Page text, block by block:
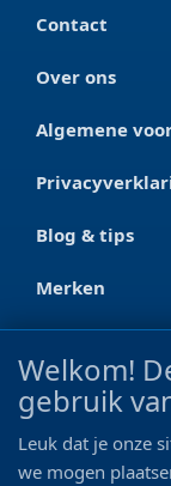
Contact
Over ons
Algemene
Blog & tips
Merken
0546 - 622
Welkom!
gebruik
Leuk dat je onze
we mogen